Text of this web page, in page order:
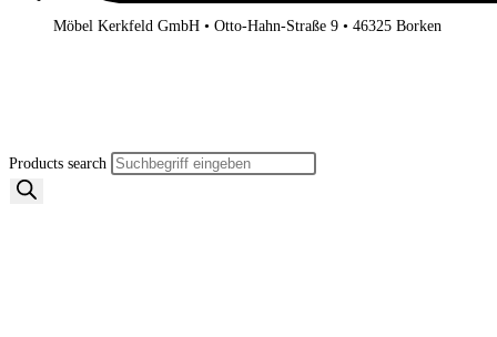
Möbel Kerkfeld GmbH • Otto-Hahn-Straße 9 • 46325 Borken
Products search